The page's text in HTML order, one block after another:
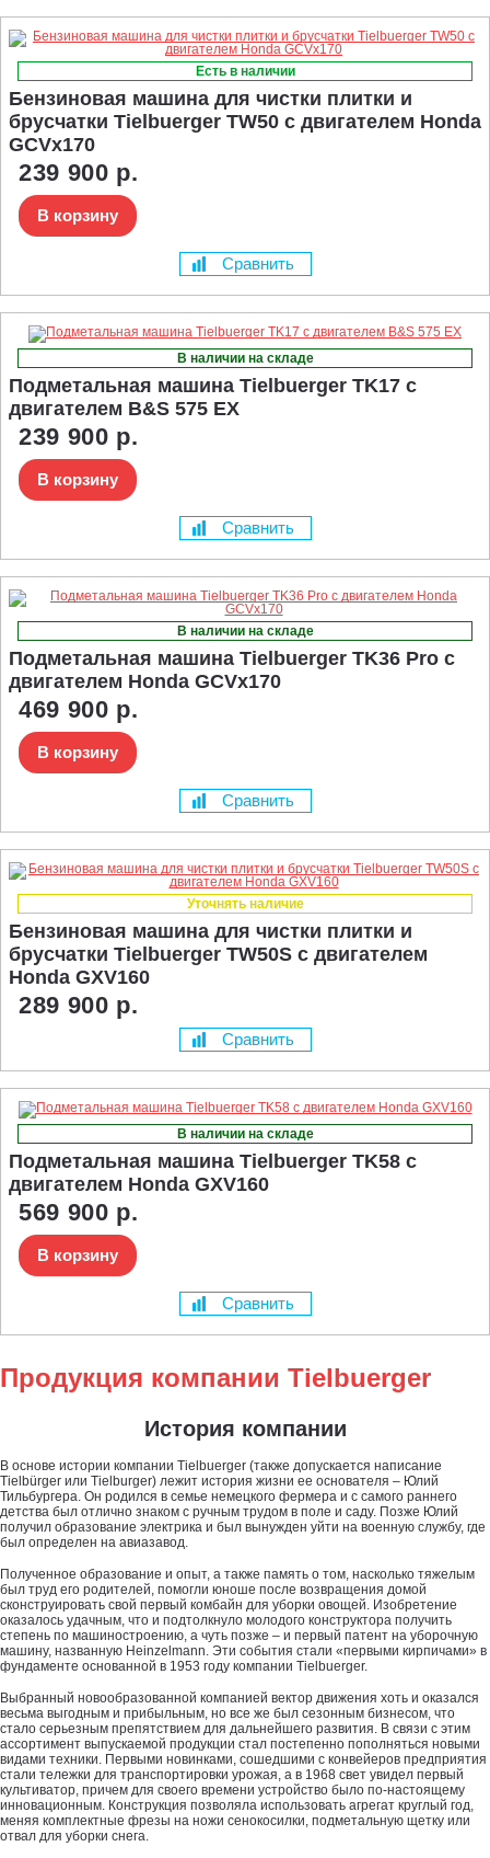
Есть в наличии
Бензиновая машина для чистки плитки и
брусчатки Tielbuerger TW50 с двигателем Honda
GCVx170
239 900 р.
В корзину
Сравнить
В наличии на складе
Подметальная машина Tielbuerger TK17 с
двигателем B&S 575 EX
239 900 р.
В корзину
Сравнить
В наличии на складе
Подметальная машина Tielbuerger TK36 Pro с
двигателем Honda GCVx170
469 900 р.
В корзину
Сравнить
Уточнять наличие
Бензиновая машина для чистки плитки и
брусчатки Tielbuerger TW50S с двигателем
Honda GXV160
289 900 р.
Сравнить
В наличии на складе
Подметальная машина Tielbuerger TK58 с
двигателем Honda GXV160
569 900 р.
В корзину
Сравнить
Продукция компании Tielbuerger
История компании
В основе истории компании Tielbuerger (также допускается написание
Tielbürger или Tielburger) лежит история жизни ее основателя – Юлий
Тильбургера. Он родился в семье немецкого фермера и с самого раннего
детства был отлично знаком с ручным трудом в поле и саду. Позже Юлий
получил образование электрика и был вынужден уйти на военную службу, где
был определен на авиазавод.
Полученное образование и опыт, а также память о том, насколько тяжелым
был труд его родителей, помогли юноше после возвращения домой
сконструировать свой первый комбайн для уборки овощей. Изобретение
оказалось удачным, что и подтолкнуло молодого конструктора получить
степень по машиностроению, а чуть позже – и первый патент на уборочную
машину, названную Heinzelmann. Эти события стали «первыми кирпичами» в
фундаменте основанной в 1953 году компании Tielbuerger.
Выбранный новообразованной компанией вектор движения хоть и оказался
весьма выгодным и прибыльным, но все же был сезонным бизнесом, что
стало серьезным препятствием для дальнейшего развития. В связи с этим
ассортимент выпускаемой продукции стал постепенно пополняться новыми
видами техники. Первыми новинками, сошедшими с конвейеров предприятия
стали тележки для транспортировки урожая, а в 1968 свет увидел первый
культиватор, причем для своего времени устройство было по-настоящему
инновационным. Конструкция позволяла использовать агрегат круглый год,
меняя комплектные фрезы на ножи сенокосилки, подметальную щетку или
отвал для уборки снега.